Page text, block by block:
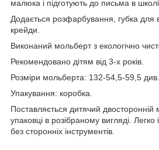
малюка і підготують до письма в школі.
Додається розфарбування, губка для
крейди.
Виконаний мольберт з екологічно
Рекомендовано дітям від 3-х років.
Розміри мольберта: 132-54,5-59,5 див.
Упакування: коробка.
Поставляється дитячий двосторонній
упаковці в розібраному вигляді. Легко
без сторонніх інструментів.